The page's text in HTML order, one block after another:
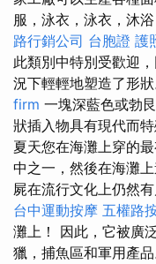
服，泳衣，泳衣，沐
路行銷公司 台胞證 護
此類別中特別受歡迎
況下輕輕地塑造了形狀
firm 一塊深藍色或勃
狀插入物具有現代而特
夏天您在海灘上穿的
中之一，然後在海灘
屍在流行文化上仍然
台中運動按摩 五權路
灘上！ 因此，它被廣
獵，捕魚區和軍用產品